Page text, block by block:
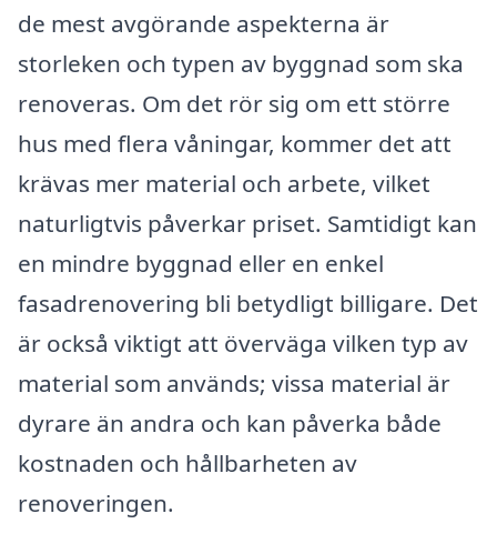
de mest avgörande aspekterna är
storleken och typen av byggnad som ska
renoveras. Om det rör sig om ett större
hus med flera våningar, kommer det att
krävas mer material och arbete, vilket
naturligtvis påverkar priset. Samtidigt kan
en mindre byggnad eller en enkel
fasadrenovering bli betydligt billigare. Det
är också viktigt att överväga vilken typ av
material som används; vissa material är
dyrare än andra och kan påverka både
kostnaden och hållbarheten av
renoveringen.